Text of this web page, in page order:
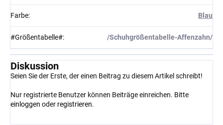
Farbe: Blau
#Größentabelle#: /Schuhgrößentabelle-Affenzahn/
Diskussion
Seien Sie der Erste, der einen Beitrag zu diesem Artikel schreibt!
Nur registrierte Benutzer können Beiträge einreichen. Bitte
einloggen oder registrieren.